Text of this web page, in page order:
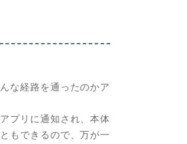
な経路を通ったのかア
プリに通知され、本体
もできるので、万が一